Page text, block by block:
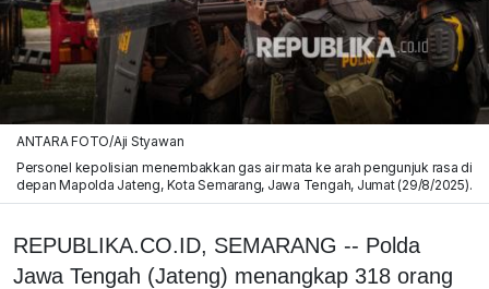
ANTARA FOTO/Aji Styawan
Personel kepolisian menembakkan gas air mata ke arah pengunjuk rasa di
depan Mapolda Jateng, Kota Semarang, Jawa Tengah, Jumat (29/8/2025).
REPUBLIKA.CO.ID, SEMARANG -- Polda
Jawa Tengah (Jateng) menangkap 318 orang